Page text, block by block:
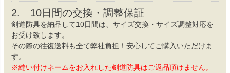
2. 10日間の交換・調整保証
剣道防具を納品して10日間は、サイズ交換・サイズ調整対応を
お受け致します。
その際の往復送料も全て弊社負担！安心してご購入いただけま
す。
※縫い付けネームをお入れした剣道防具はご返品頂けません。